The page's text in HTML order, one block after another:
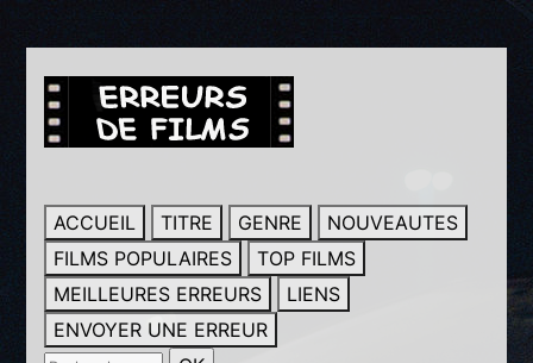
ACCUEIL TITRE GENRE
NOUVEAUTES
FILMS POPULAIRES
TOP FILMS
MEILLEURES ERREURS
LIENS
ENVOYER UNE ERREUR